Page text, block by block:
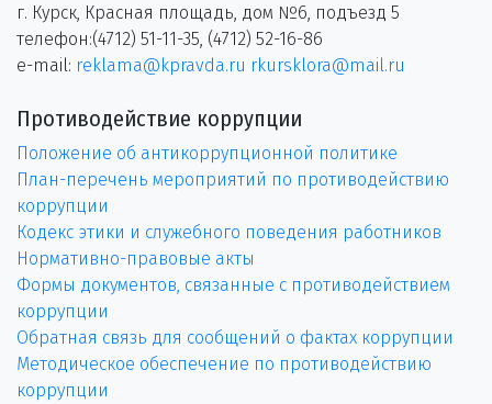
г. Курск, Красная площадь, дом №6, подъезд 5
телефон:(4712) 51-11-35, (4712) 52-16-86
e-mail: reklama@kpravda.ru rkursklora@mail.ru
Противодействие коррупции
Положение об антикоррупционной политике
План-перечень мероприятий по противодействию
коррупции
Кодекс этики и служебного поведения работников
Нормативно-правовые акты
Формы документов, связанные с противодействием
коррупции
Обратная связь для сообщений о фактах коррупции
Методическое обеспечение по противодействию
коррупции